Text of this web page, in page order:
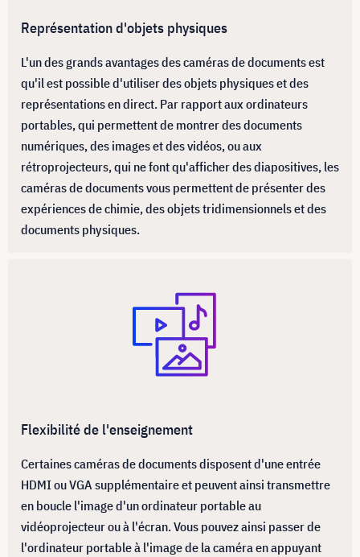
Représentation d'objets physiques
L'un des grands avantages des caméras de documents est
qu'il est possible d'utiliser des objets physiques et des
représentations en direct. Par rapport aux ordinateurs
portables, qui permettent de montrer des documents
numériques, des images et des vidéos, ou aux
rétroprojecteurs, qui ne font qu'afficher des diapositives, les
caméras de documents vous permettent de présenter des
expériences de chimie, des objets tridimensionnels et des
documents physiques.
Flexibilité de l'enseignement
Certaines caméras de documents disposent d'une entrée
HDMI ou VGA supplémentaire et peuvent ainsi transmettre
en boucle l'image d'un ordinateur portable au
vidéoprojecteur ou à l'écran. Vous pouvez ainsi passer de
l'ordinateur portable à l'image de la caméra en appuyant